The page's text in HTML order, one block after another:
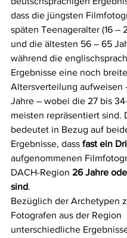
dass die jüngsten
späten Teenageralter (16 –
und die ältesten 56 – 65
während die
Ergebnisse eine noch
Altersverteilung aufweisen
Jahre – wobei die 27 bis
meisten repräsentiert sind.
bedeutet in Bezug auf
Ergebnisse, dass fast ein
aufgenommenen
DACH-Region 26 Jahre
sind.
Bezüglich der Archetypen
Fotografen aus der Region
unterschiedliche